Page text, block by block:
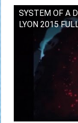
SYSTEM OF A
LYON 2015